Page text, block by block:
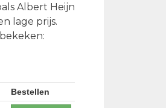
Albert Heijn
lage prijs.
Bestellen